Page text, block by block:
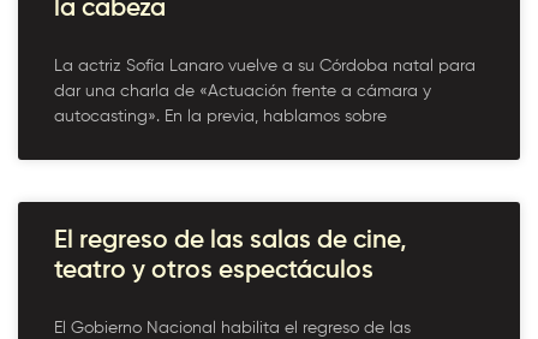
la cabeza
La actriz Sofía Lanaro vuelve a su Córdoba natal para
dar una charla de «Actuación frente a cámara y
autocasting». En la previa, hablamos sobre
El regreso de las salas de cine,
teatro y otros espectáculos
El Gobierno Nacional habilita el regreso de las